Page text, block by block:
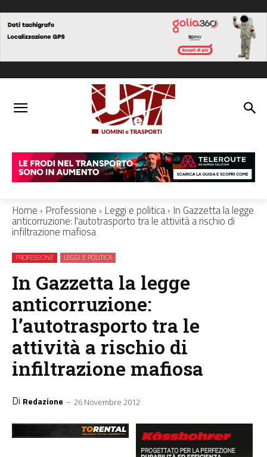
Home Professione Leggi e politica In Gazzetta la legge
anticorruzione: l'autotrasporto tra le attività a rischio di
infiltrazione mafiosa
PROFESSIONE LEGGI E POLITICA
In Gazzetta la legge
anticorruzione:
l’autotrasporto tra le
attività a rischio di
infiltrazione mafiosa
Di Redazione - 26 Novembre 2012